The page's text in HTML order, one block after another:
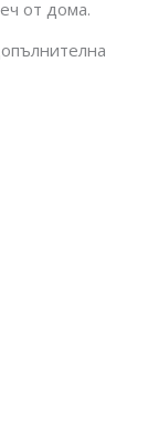
от дома.